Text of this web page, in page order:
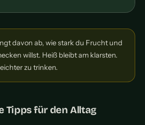
davon ab, wie stark du Frucht und
willst. Heiß bleibt am klarsten.
zu trinken.
Tipps für den Alltag